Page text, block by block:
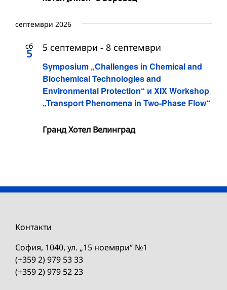
септември 2026
сб
5
Symposium „Challenges in Chemical and
Biochemical Technologies and
Environmental Protection“ и XIX Workshop
„Transport Phenomena in Two-Phase Flow“
5 септември - 8 септември
Гранд Хотел Велинград
Контакти
София, 1040, ул. „15 ноември“ №1
(+359 2) 979 53 33
(+359 2) 979 52 23